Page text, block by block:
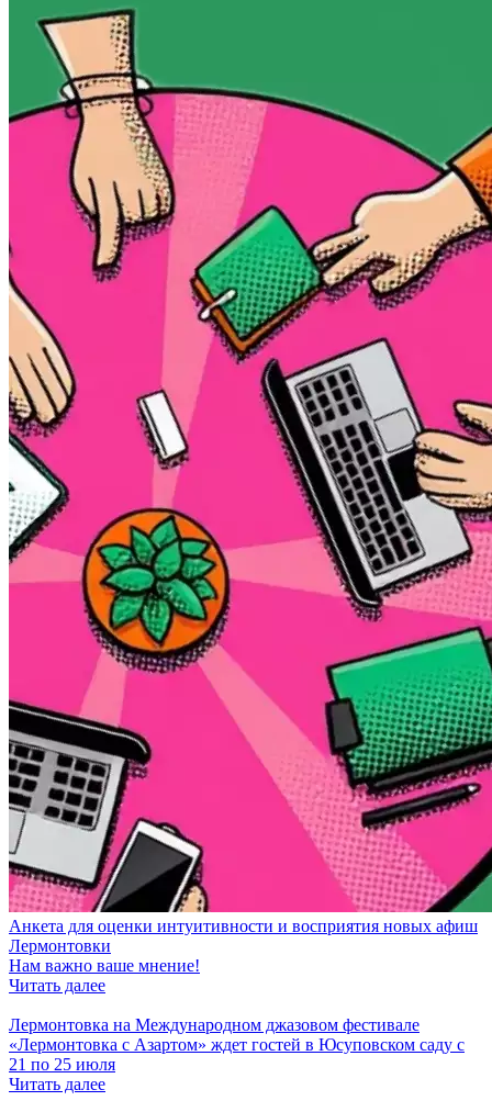
Анкета для оценки интуитивности и восприятия новых афиш
Лермонтовки
Нам важно ваше мнение!
Читать далее
Лермонтовка на Международном джазовом фестивале
«Лермонтовка с Азартом» ждет гостей в Юсуповском саду с
21 по 25 июля
Читать далее